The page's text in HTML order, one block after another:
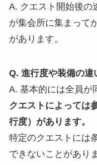
A. クエスト開始後の
が集会所に集まって
があります。
Q. 進行度や装備の違
A. 基本的には全員が
クエストによっては
行度）があります。
特定のクエストには
できないことがあり